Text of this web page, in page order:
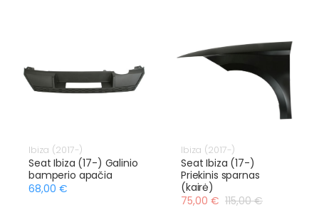
Ibiza (2017-)
Seat Ibiza (17-) Galinio
bamperio apačia
68,00 €
Ibiza (2017-)
Seat Ibiza (17-)
Priekinis sparnas
(kairė)
75,00 € 115,00 €